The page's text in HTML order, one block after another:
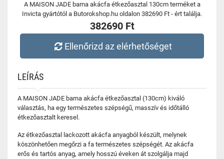
A MAISON JADE barna akácfa étkezőasztal 130cm terméket a
Invicta gyártótól a Butorokshop.hu oldalon 382690 Ft - ért találja.
382690 Ft
Ellenőrizd az elérhetőséget
LEÍRÁS
A MAISON JADE barna akácfa étkezőasztal (130cm) kiváló
választás, ha egy természetes szépségű, masszív és időtálló
étkezőasztalt keresel.
Az étkezőasztal lackozott akácfa anyagból készült, melynek
köszönhetően megőrzi a fa természetes szépségét. Az akácfa
erős és tartós anyag, amely hosszú éveken át szolgálja majd